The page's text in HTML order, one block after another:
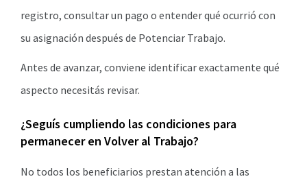
registro, consultar un pago o entender qué ocurrió con
su asignación después de Potenciar Trabajo.
Antes de avanzar, conviene identificar exactamente qué
aspecto necesitás revisar.
¿Seguís cumpliendo las condiciones para
permanecer en Volver al Trabajo?
No todos los beneficiarios prestan atención a las